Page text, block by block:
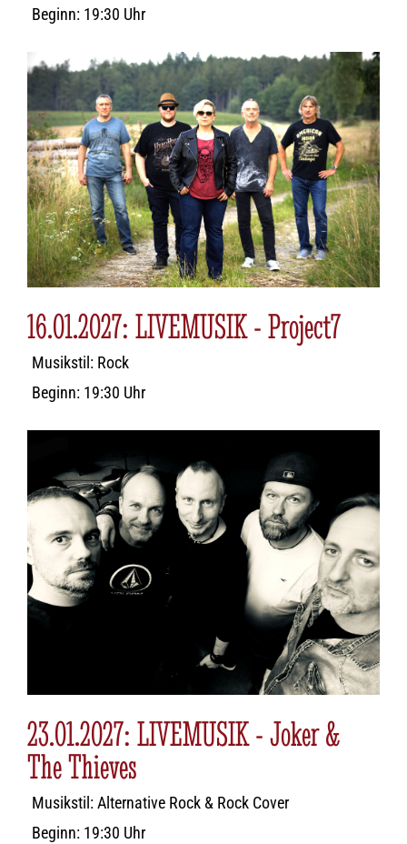
Beginn: 19:30 Uhr
16.01.2027: LIVEMUSIK - Project7
Musikstil: Rock
Beginn: 19:30 Uhr
23.01.2027: LIVEMUSIK - Joker &
The Thieves
Musikstil: Alternative Rock & Rock Cover
Beginn: 19:30 Uhr